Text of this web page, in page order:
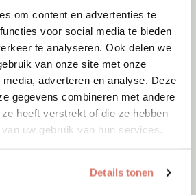
om content en advertenties te
voor social media te bieden
te analyseren. Ook delen we
van onze site met onze
adverteren en analyse. Deze
gegevens combineren met andere
heeft verstrekt of die ze hebben
uw gebruik van hun services.
Details tonen